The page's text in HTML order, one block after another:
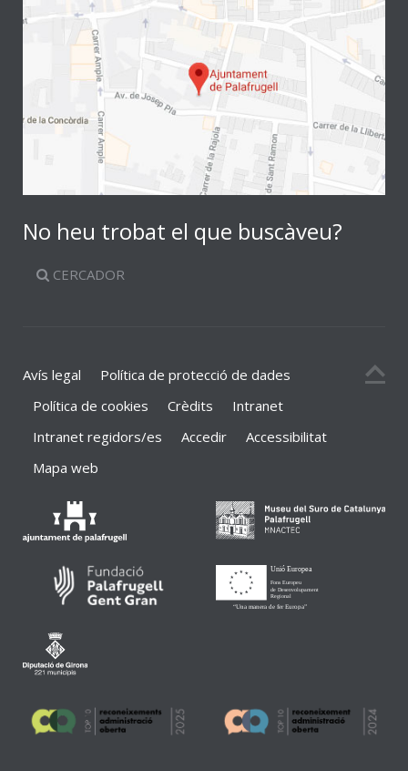
No heu trobat el que buscàveu?
CERCADOR
Avís legal
Política de protecció de dades
Política de cookies
Crèdits
Intranet
Intranet regidors/es
Accedir
Accessibilitat
Mapa web